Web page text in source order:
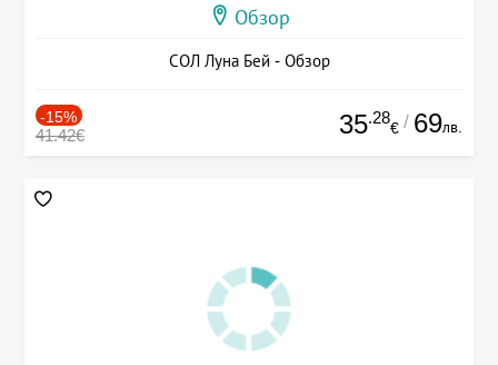
Обзор
СОЛ Луна Бей - Обзор
-15%
41.42€ 35.28
€ / 69лв.